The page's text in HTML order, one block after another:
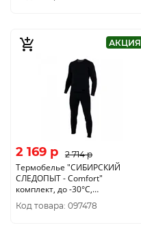
АКЦИЯ
2 169 p 2 714 p
Термобелье "CИБИРСКИЙ
СЛЕДОПЫТ - Comfort"
комплект, до -30°С,
двухслойное, р.54
Код товара: 097478